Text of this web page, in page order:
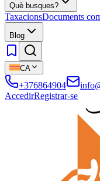
Què busques?
TaxacionsDocuments
Blog
CA
+376864904
AccedirRegistrar-se